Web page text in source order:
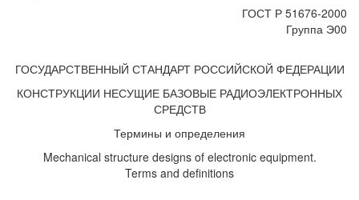
ГОСТ Р 51676-2000
Группа Э00
ГОСУДАРСТВЕННЫЙ СТАНДАРТ РОССИЙСКОЙ ФЕДЕРАЦИИ
КОНСТРУКЦИИ НЕСУЩИЕ БАЗОВЫЕ РАДИОЭЛЕКТРОННЫХ
СРЕДСТВ
Термины и определения
Mechanical structure designs of electronic equipment.
Terms and definitions